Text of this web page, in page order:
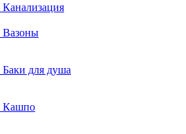
Канализация
Вазоны
Баки для душа
Кашпо